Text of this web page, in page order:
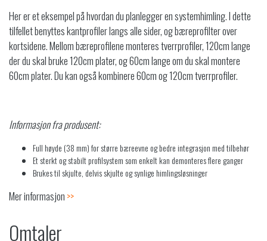
Her er et eksempel på hvordan du planlegger en systemhimling. I dette
tilfellet benyttes kantprofiler langs alle sider, og bæreprofilter over
kortsidene. Mellom bæreprofilene monteres tverrprofiler, 120cm lange
der du skal bruke 120cm plater, og 60cm lange om du skal montere
60cm plater. Du kan også kombinere 60cm og 120cm tverrprofiler.
Informasjon fra produsent:
Full høyde (38 mm) for større bæreevne og bedre integrasjon med tilbehør
Et sterkt og stabilt profilsystem som enkelt kan demonteres flere ganger
Brukes til skjulte, delvis skjulte og synlige himlingsløsninger
Mer informasjon >>
Omtaler